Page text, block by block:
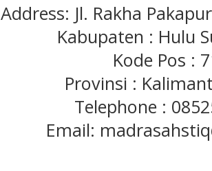
Address: Jl. Rakha
Kabupaten : Hulu
Kode Pos :
Provinsi :
Telephone :
Email: